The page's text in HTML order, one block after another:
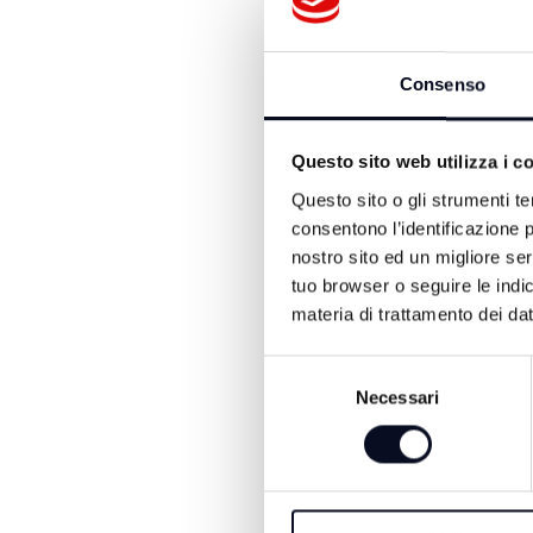
Consenso
Questo sito web utilizza i
Questo sito o gli strumenti
consentono
nostro sito ed un migliore
tuo browser o seguire le
materia di trattamento dei
Necessari
marchio tutelabile.
verde, giudicati privi di
Casanti e Paolo Migani,
corsa alla
tutela le idee, incentiva
Il seminario offrirà alle
protezione dei diritti di
mercato premia
dove diritto, impresa e
riconosciuta anche sul